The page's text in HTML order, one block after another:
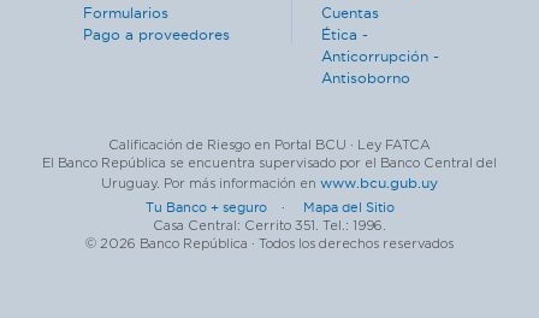
Formularios
Pago a proveedores
Cuentas
Ética -
Anticorrupción -
Antisoborno
Calificación de Riesgo en Portal BCU · Ley FATCA
El Banco República se encuentra supervisado por el Banco Central del
Uruguay. Por más información en www.bcu.gub.uy
Tu Banco + seguro · Mapa del Sitio
Casa Central: Cerrito 351. Tel.: 1996.
© 2026 Banco República · Todos los derechos reservados